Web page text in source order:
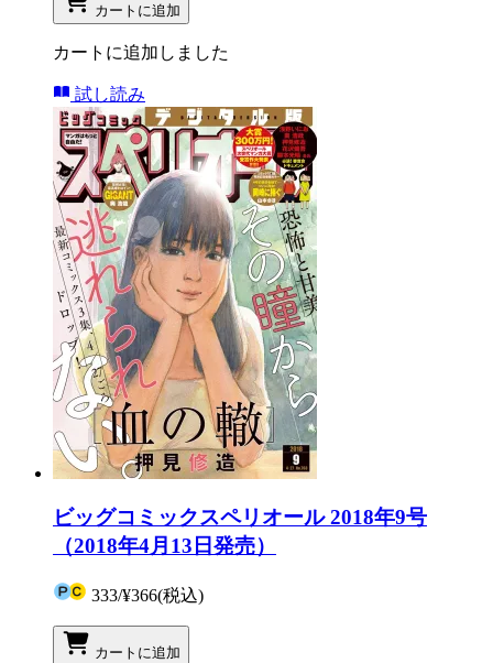
カートに追加
カートに追加しました
試し読み
ビッグコミックスペリオール 2018年9号
（2018年4月13日発売）
333/¥366(税込)
カートに追加